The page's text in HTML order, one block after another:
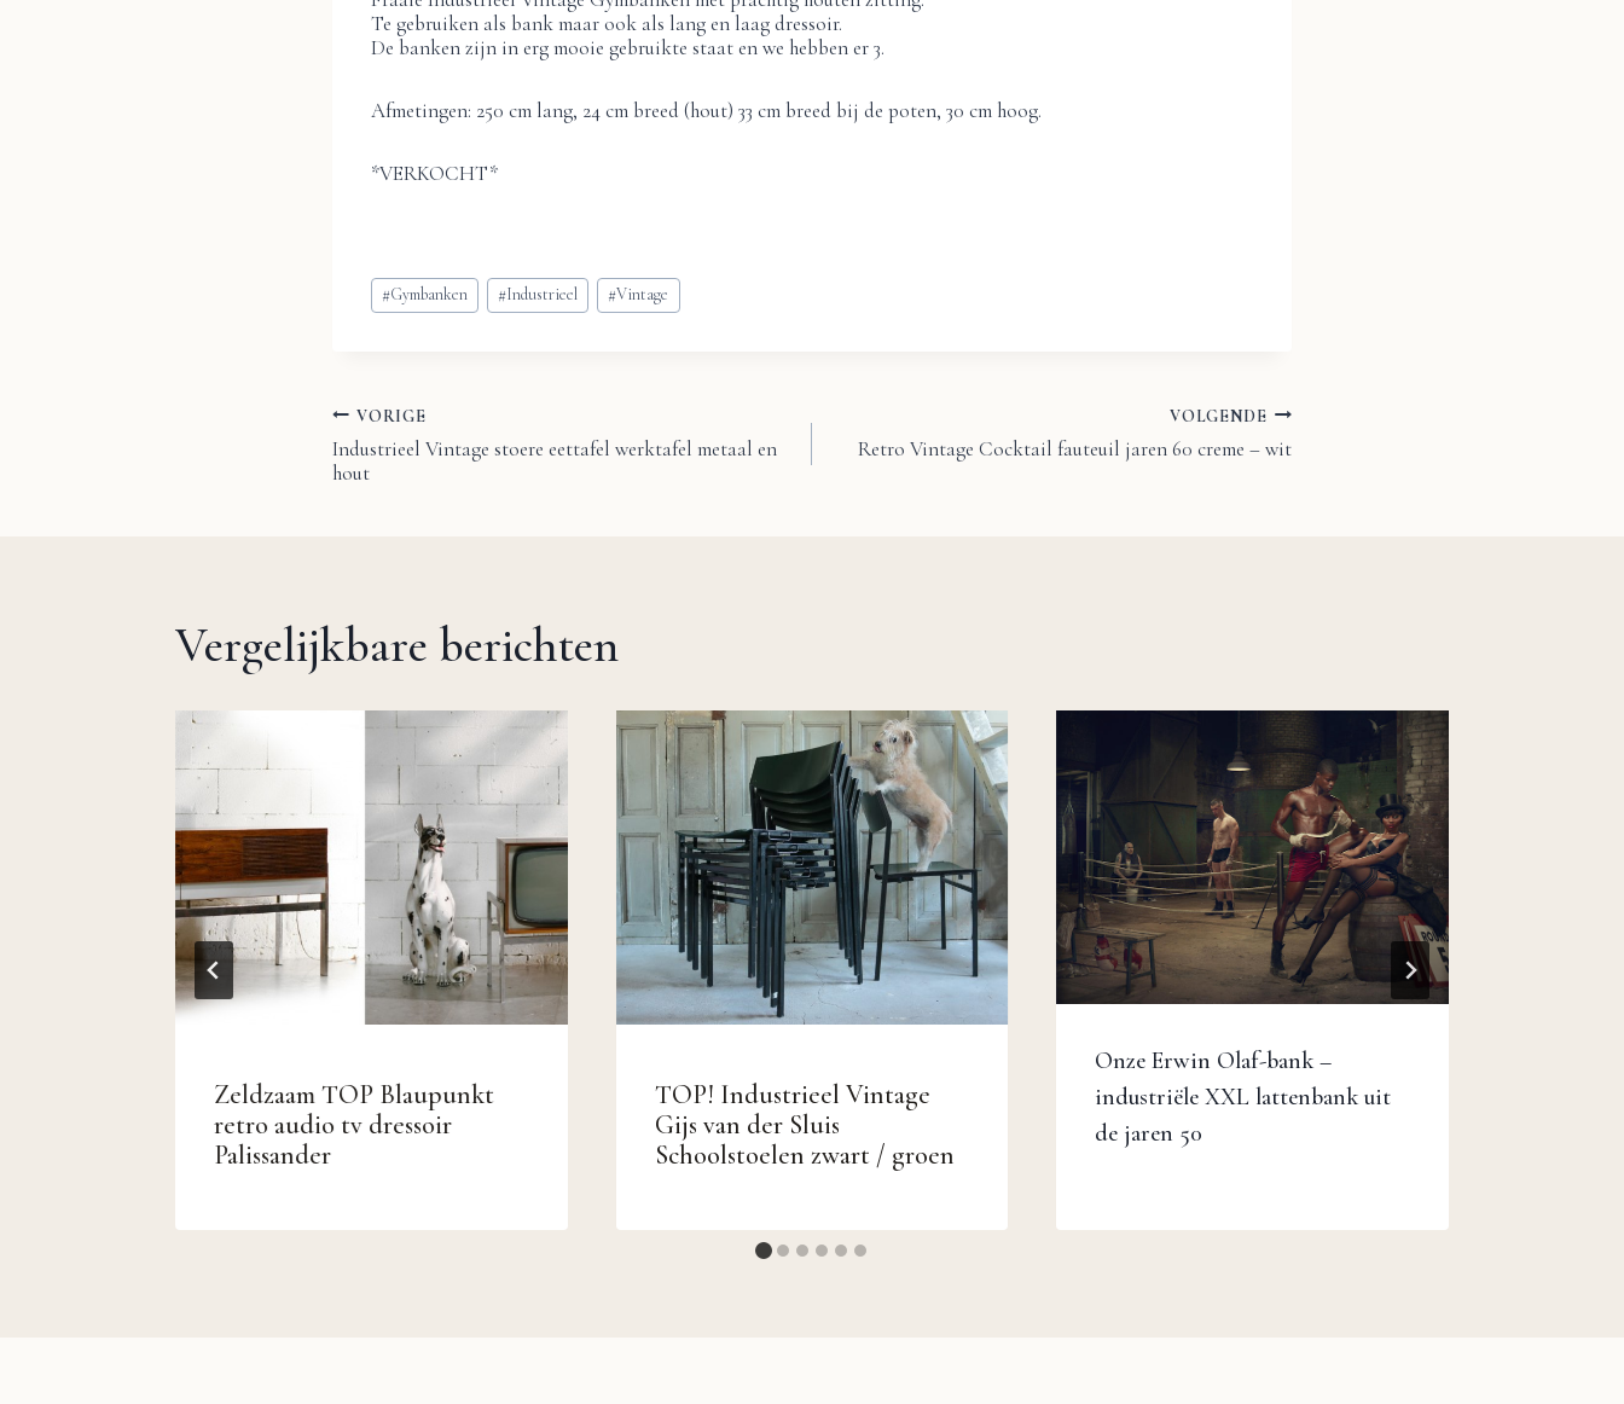
Te gebruiken als bank maar ook als lang en laag dressoir.
De banken zijn in erg mooie gebruikte staat en we hebben er 3.
Afmetingen: 250 cm lang, 24 cm breed (hout) 33 cm breed bij de poten, 30 cm hoog.
*VERKOCHT*
Bericht
tags:
#Gymbanken #Industrieel #Vintage
Bericht
VORIGE
Industrieel Vintage stoere eettafel werktafel metaal en
hout
VOLGENDE
Retro Vintage Cocktail fauteuil jaren 60 creme – wit
Vergelijkbare berichten
Zeldzaam TOP Blaupunkt
retro audio tv dressoir
Palissander
TOP! Industrieel Vintage
Gijs van der Sluis
Schoolstoelen zwart / groen
Onze Erwin Olaf-bank –
industriële XXL lattenbank uit
de jaren 50